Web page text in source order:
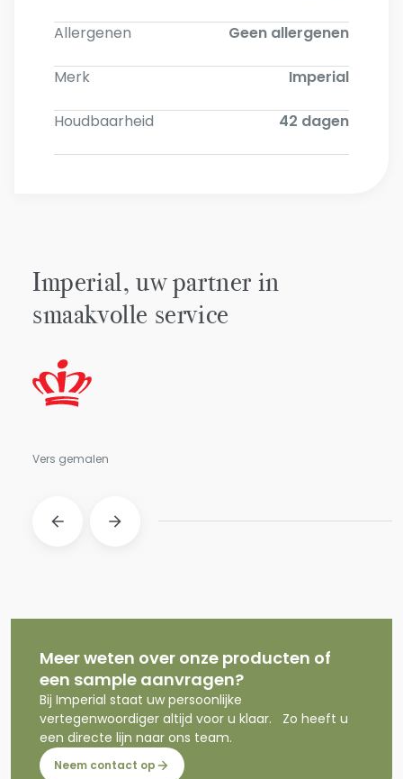
Allergenen Geen allergenen
Merk Imperial
Houdbaarheid 42 dagen
Imperial, uw partner in
smaakvolle service
Vers gemalen
Meer weten over onze producten of
een sample aanvragen?
Bij Imperial staat uw persoonlijke
vertegenwoordiger altijd voor u klaar. Zo heeft u
een directe lijn naar ons team.
Neem contact op